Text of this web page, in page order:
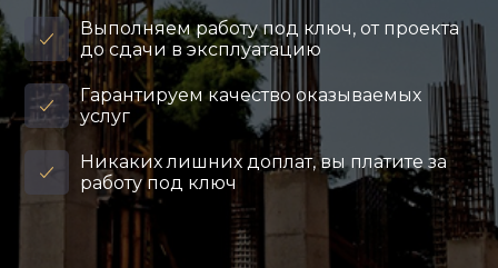
Выполняем работу под ключ, от проекта
до сдачи в эксплуатацию
Гарантируем качество оказываемых
услуг
Никаких лишних доплат, вы платите за
работу под ключ